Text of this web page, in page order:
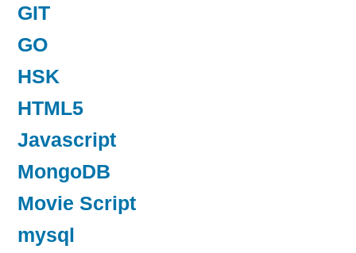
GIT
GO
HSK
HTML5
Javascript
MongoDB
Movie Script
mysql